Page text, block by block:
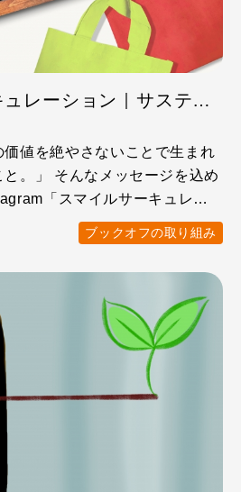
「スマイルサーキュレーション｜サステナブルな暮らしのヒント」ブックオフのInstagramをのぞいてみた！
価値を絶やさないことで生まれ
。」 そんなメッセージを込め
「スマイルサーキュレー
ブックオフの取り組み